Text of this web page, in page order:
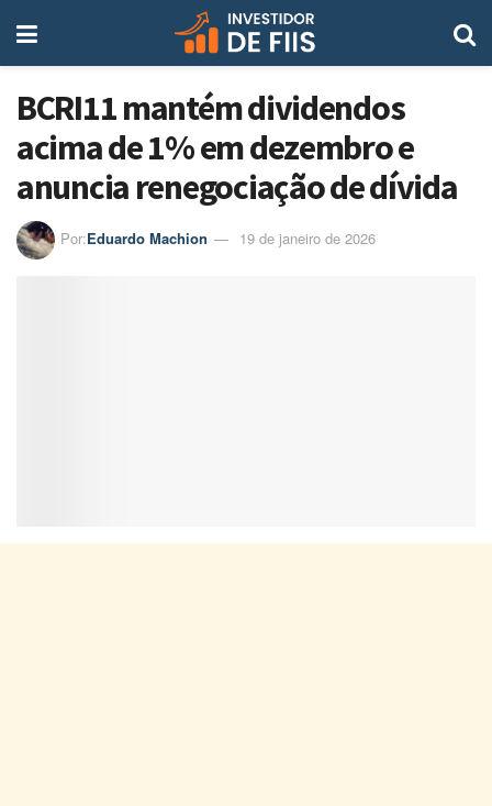
BCRI11 mantém dividendos
acima de 1% em dezembro e
anuncia renegociação de dívida
Por:Eduardo Machion 19 de janeiro de 2026